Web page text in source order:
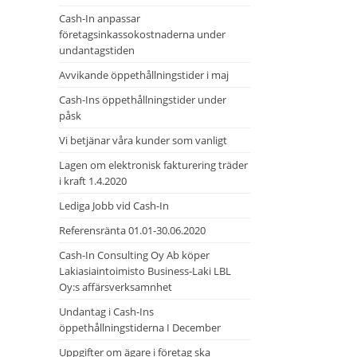
Cash-In anpassar
företagsinkassokostnaderna under
undantagstiden
Avvikande öppethållningstider i maj
Cash-Ins öppethållningstider under
påsk
Vi betjänar våra kunder som vanligt
Lagen om elektronisk fakturering träder
i kraft 1.4.2020
Lediga Jobb vid Cash-In
Referensränta 01.01-30.06.2020
Cash-In Consulting Oy Ab köper
Lakiasiaintoimisto Business-Laki LBL
Oy:s affärsverksamnhet
Undantag i Cash-Ins
öppethållningstiderna I December
Uppgifter om ägare i företag ska